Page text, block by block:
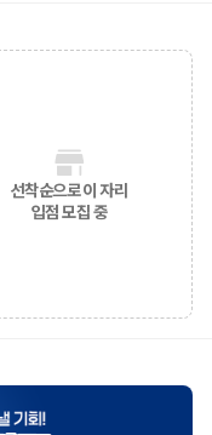
선착순으로 이 자리
입점 모집 중